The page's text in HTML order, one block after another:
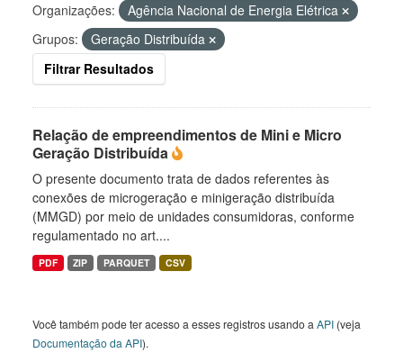
Organizações:
Agência Nacional de Energia Elétrica
Grupos:
Geração Distribuída
Filtrar Resultados
Relação de empreendimentos de Mini e Micro
Geração Distribuída
O presente documento trata de dados referentes às
conexões de microgeração e minigeração distribuída
(MMGD) por meio de unidades consumidoras, conforme
regulamentado no art....
PDF ZIP PARQUET CSV
Você também pode ter acesso a esses registros usando a API (veja
Documentação da API).